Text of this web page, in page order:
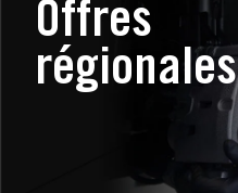
Offres
régionales